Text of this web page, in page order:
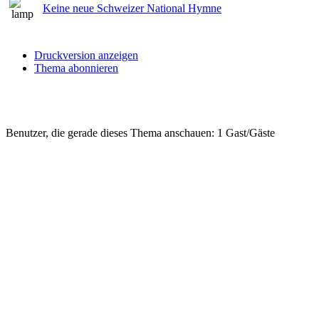
Keine neue Schweizer National Hymne
Druckversion anzeigen
Thema abonnieren
Benutzer, die gerade dieses Thema anschauen: 1 Gast/Gäste